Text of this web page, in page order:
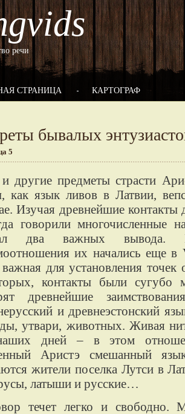
речи
СТРАНИЦА КАРТОГРАФ
бывалых
5
другие предметы страсти
как язык ливов в Латвии,
Изучая древнейшие
говорили многочисленные
два важных вывода.
их начались еще в
важная для установления точек
контакты были сугубо
древнейшие
и древнеэстонский
утвари, животных. Живая
дней – в этом
Аристэ смешанный
жители поселка Лутси в
латыши и русские…
течет легко и